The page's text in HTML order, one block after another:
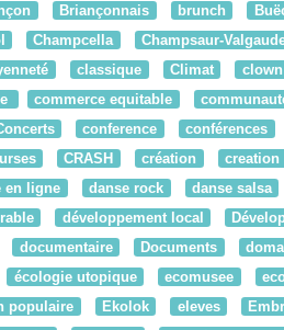
Briançonnais brunch
Champcella Champsaur-
classique Climat clown
commerce equitable
conference conférences
CRASH création creation
en ligne danse rock danse salsa
développement local
documentaire Documents
écologie utopique ecomusee
populaire Ekolok eleves